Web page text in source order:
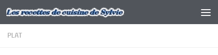
Skip to content
PLAT